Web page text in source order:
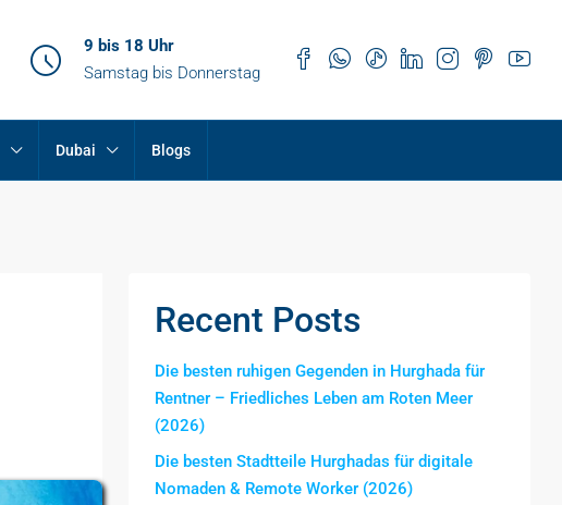
9 bis 18 Uhr
Samstag bis Donnerstag
Dubai Blogs
Recent Posts
Die besten ruhigen Gegenden in Hurghada für
Rentner – Friedliches Leben am Roten Meer
(2026)
Die besten Stadtteile Hurghadas für digitale
Nomaden & Remote Worker (2026)